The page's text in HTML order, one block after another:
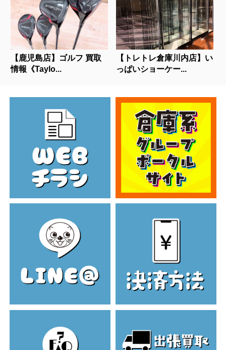
【鹿児島店】ゴルフ 買取
情報《Taylo...
【トレトレ倉庫川内店】い
っぱいショーケー...